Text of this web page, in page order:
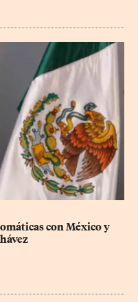
con México y